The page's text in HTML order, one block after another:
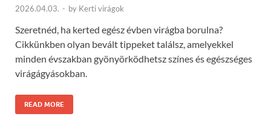
2026.04.03. - by Kerti virágok
Szeretnéd, ha kerted egész évben virágba borulna?
Cikkünkben olyan bevált tippeket találsz, amelyekkel
minden évszakban gyönyörködhetsz színes és egészséges
virágágyásokban.
READ MORE